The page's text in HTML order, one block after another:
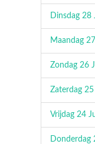
Dinsdag 28
Maandag
Zondag 26
Zaterdag
Vrijdag 24
Donderdag